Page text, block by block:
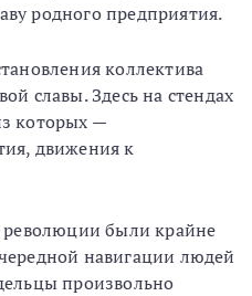
родного предприятия.
коллектива
славы. Здесь на стендах
которых —
движения к
были крайне
навигации людей
произвольно